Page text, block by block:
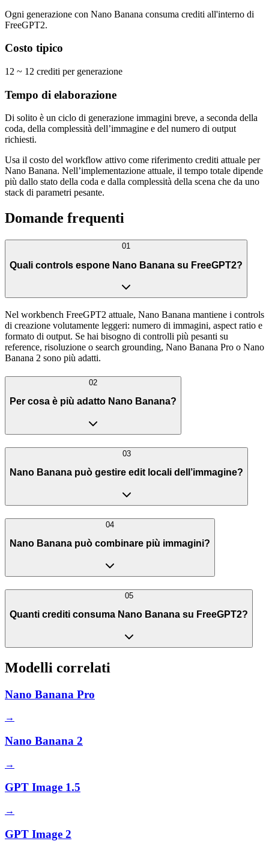
Ogni generazione con Nano Banana consuma crediti all'interno di
FreeGPT2.
Costo tipico
12 ~ 12 crediti per generazione
Tempo di elaborazione
Di solito è un ciclo di generazione immagini breve, a seconda della
coda, della complessità dell’immagine e del numero di output
richiesti.
Usa il costo del workflow attivo come riferimento crediti attuale per
Nano Banana. Nell’implementazione attuale, il tempo totale dipende
più dallo stato della coda e dalla complessità della scena che da uno
stack di parametri pesante.
Domande frequenti
01
Quali controls espone Nano Banana su FreeGPT2?
Nel workbench FreeGPT2 attuale, Nano Banana mantiene i controls
di creazione volutamente leggeri: numero di immagini, aspect ratio e
formato di output. Se hai bisogno di controlli più pesanti su
reference, risoluzione o search grounding, Nano Banana Pro o Nano
Banana 2 sono più adatti.
02
Per cosa è più adatto Nano Banana?
03
Nano Banana può gestire edit locali dell’immagine?
04
Nano Banana può combinare più immagini?
05
Quanti crediti consuma Nano Banana su FreeGPT2?
Modelli correlati
Nano Banana Pro
→
Nano Banana 2
→
GPT Image 1.5
→
GPT Image 2